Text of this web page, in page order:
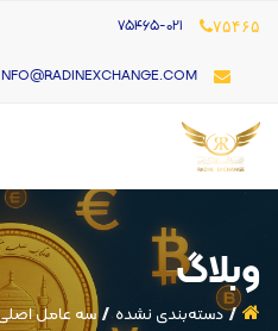
۷۵۴۶۵
وبلاگ
دسته‌بندی نشده
سه عامل اصلی